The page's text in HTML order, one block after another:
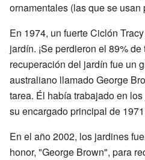
ornamentales (las que se usan
En 1974, un fuerte Ciclón
jardín. ¡Se perdieron el 89%
recuperación del jardín fue un
australiano llamado George
tarea. Él había trabajado en
su encargado principal de
En el año 2002, los jardines
honor, "George Brown", para